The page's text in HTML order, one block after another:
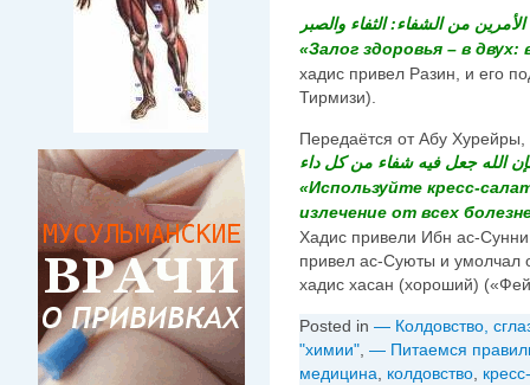
من الشفاء: الثفاء والصبر
«Залог здоровья – в двух:
хадис привел Разин, и его
Тирмизи).
فإن الله جعل فيه شفاء من كل داء
«Используйте кресс-
излечение от всех
Хадис привели Ибн ас-
привел ас-Суюты и умолчал
хадис хасан (хороший)
Posted in — Колдовство,
"химии" — Питаемся
медицина
колдовствo